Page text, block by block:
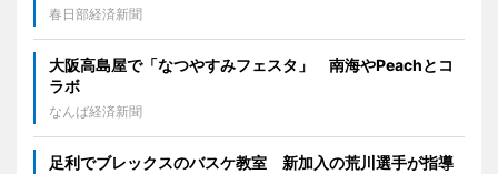
春日部経済新聞
大阪高島屋で「なつやすみフェスタ」 南海やPeachとコ
ラボ
なんば経済新聞
足利でブレックスのバスケ教室 新加入の荒川選手が指導